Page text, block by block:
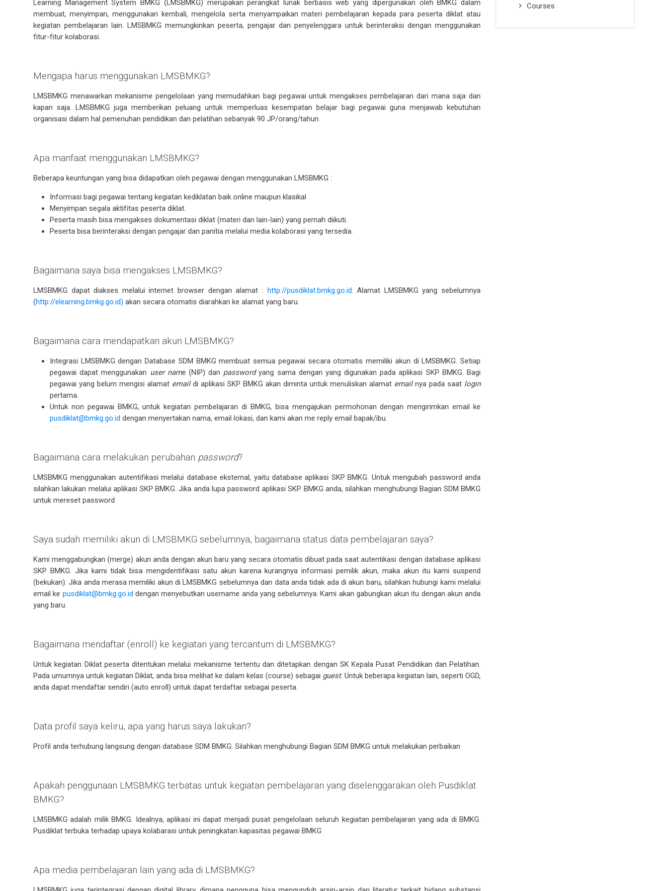
Learning Management System BMKG (LMSBMKG) merupakan perangkat lunak berbasis web yang dipergunakan oleh BMKG dalam
membuat, menyimpan, menggunakan kembali, mengelola serta menyampaikan materi pembelajaran kepada para peserta diklat atau
kegiatan pembelajaran lain. LMSBMKG memungkinkan peserta, pengajar dan penyelenggara untuk berinteraksi dengan menggunakan
fitur-fitur kolaborasi.
Mengapa harus menggunakan LMSBMKG?
LMSBMKG menawarkan mekanisme pengelolaan yang memudahkan bagi pegawai untuk mengakses pembelajaran dari mana saja dan
kapan saja. LMSBMKG juga memberikan peluang untuk memperluas kesempatan belajar bagi pegawai guna menjawab kebutuhan
organisasi dalam hal pemenuhan pendidikan dan pelatihan sebanyak 90 JP/orang/tahun.
Apa manfaat menggunakan LMSBMKG?
Beberapa keuntungan yang bisa didapatkan oleh pegawai dengan menggunakan LMSBMKG :
Informasi bagi pegawai tentang kegiatan kediklatan baik online maupun klasikal
Menyimpan segala aktifitas peserta diklat.
Peserta masih bisa mengakses dokumentasi diklat (materi dan lain-lain) yang pernah diikuti.
Peserta bisa berinteraksi dengan pengajar dan panitia melalui media kolaborasi yang tersedia.
Bagaimana saya bisa mengakses LMSBMKG?
LMSBMKG dapat diakses melalui internet browser dengan alamat : http://pusdiklat.bmkg.go.id. Alamat LMSBMKG yang sebelumnya
(http://elearning.bmkg.go.id) akan secara otomatis diarahkan ke alamat yang baru.
Bagaimana cara mendapatkan akun LMSBMKG?
Integrasi LMSBMKG dengan Database SDM BMKG membuat semua pegawai secara otomatis memiliki akun di LMSBMKG. Setiap
pegawai dapat menggunakan user name (NIP) dan passwordyang sama dengan yang digunakan pada aplikasi SKP BMKG. Bagi
pegawai yang belum mengisi alamat emaildi aplikasi SKP BMKG akan diminta untuk menuliskan alamat emailnya pada saat login
pertama.
Untuk non pegawai BMKG, untuk kegiatan pembelajaran di BMKG, bisa mengajukan permohonan dengan mengirimkan email ke
pusdiklat@bmkg.go.id dengan menyertakan nama, email lokasi, dan kami akan me reply email bapak/ibu.
Bagaimana cara melakukan perubahan password?
LMSBMKG menggunakan autentifikasi melalui database eksternal, yaitu database aplikasi SKP BMKG. Untuk mengubah password anda
silahkan lakukan melalui aplikasi SKP BMKG. Jika anda lupa password aplikasi SKP BMKG anda, silahkan menghubungi Bagian SDM BMKG
untuk mereset password
Saya sudah memiliki akun di LMSBMKG sebelumnya, bagaimana status data pembelajaran saya?
Kami menggabungkan (merge) akun anda dengan akun baru yang secara otomatis dibuat pada saat autentikasi dengan database aplikasi
SKP BMKG. Jika kami tidak bisa mengidentifikasi satu akun karena kurangnya informasi pemilik akun, maka akun itu kami suspend
(bekukan). Jika anda merasa memiliki akun di LMSBMKG sebelumnya dan data anda tidak ada di akun baru, silahkan hubungi kami melalui
email ke pusdiklat@bmkg.go.id dengan menyebutkan username anda yang sebelumnya. Kami akan gabungkan akun itu dengan akun anda
yang baru.
Bagaimana mendaftar (enroll) ke kegiatan yang tercantum di LMSBMKG?
Untuk kegiatan Diklat peserta ditentukan melalui mekanisme tertentu dan ditetapkan dengan SK Kepala Pusat Pendidikan dan Pelatihan.
Pada umumnya untuk kegiatan Diklat, anda bisa melihat ke dalam kelas (course) sebagai guest. Untuk beberapa kegiatan lain, seperti OGD,
anda dapat mendaftar sendiri (auto enroll) untuk dapat terdaftar sebagai peserta.
Data profil saya keliru, apa yang harus saya lakukan?
Profil anda terhubung langsung dengan database SDM BMKG. Silahkan menghubungi Bagian SDM BMKG untuk melakukan perbaikan
Apakah penggunaan LMSBMKG terbatas untuk kegiatan pembelajaran yang diselenggarakan oleh Pusdiklat
BMKG?
LMSBMKG adalah milik BMKG. Idealnya, aplikasi ini dapat menjadi pusat pengelolaan seluruh kegiatan pembelajaran yang ada di BMKG.
Pusdiklat terbuka terhadap upaya kolabarasi untuk peningkatan kapasitas pegawai BMKG
Apa media pembelajaran lain yang ada di LMSBMKG?
Courses